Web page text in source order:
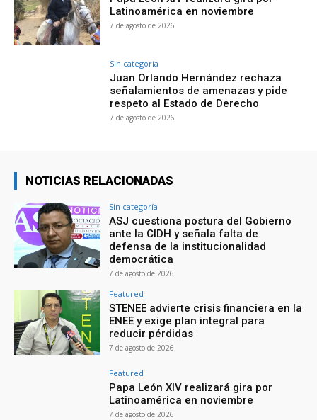
Latinoamérica en noviembre
7 de agosto de 2026
Sin categoría
Juan Orlando Hernández rechaza
señalamientos de amenazas y pide
respeto al Estado de Derecho
7 de agosto de 2026
NOTICIAS RELACIONADAS
Sin categoría
ASJ cuestiona postura del Gobierno
ante la CIDH y señala falta de
defensa de la institucionalidad
democrática
7 de agosto de 2026
Featured
STENEE advierte crisis financiera en la
ENEE y exige plan integral para
reducir pérdidas
7 de agosto de 2026
Featured
Papa León XIV realizará gira por
Latinoamérica en noviembre
7 de agosto de 2026